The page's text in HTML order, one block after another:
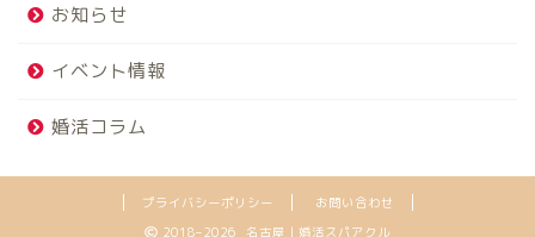
お知らせ
イベント情報
婚活コラム
プライバシーポリシー
お問い合わせ
2018–2026 名古屋｜婚活スパアクル